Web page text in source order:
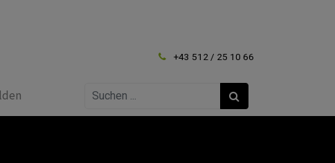
+43 512 / 25 10 66